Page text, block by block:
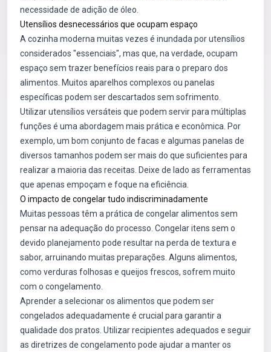
necessidade de adição de óleo.
Utensílios desnecessários que ocupam espaço
A cozinha moderna muitas vezes é inundada por utensílios
considerados "essenciais", mas que, na verdade, ocupam
espaço sem trazer benefícios reais para o preparo dos
alimentos. Muitos aparelhos complexos ou panelas
específicas podem ser descartados sem sofrimento.
Utilizar utensílios versáteis que podem servir para múltiplas
funções é uma abordagem mais prática e econômica. Por
exemplo, um bom conjunto de facas e algumas panelas de
diversos tamanhos podem ser mais do que suficientes para
realizar a maioria das receitas. Deixe de lado as ferramentas
que apenas empoçam e foque na eficiência.
O impacto de congelar tudo indiscriminadamente
Muitas pessoas têm a prática de congelar alimentos sem
pensar na adequação do processo. Congelar itens sem o
devido planejamento pode resultar na perda de textura e
sabor, arruinando muitas preparações. Alguns alimentos,
como verduras folhosas e queijos frescos, sofrem muito
com o congelamento.
Aprender a selecionar os alimentos que podem ser
congelados adequadamente é crucial para garantir a
qualidade dos pratos. Utilizar recipientes adequados e seguir
as diretrizes de congelamento pode ajudar a manter os